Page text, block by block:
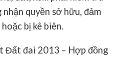
nhận quyền sở hữu, đảm
bị kê biên.
Đất đai 2013 – Hợp đồng